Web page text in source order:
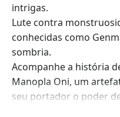
intrigas.
Lute contra
conhecidas como
sombria.
Acompanhe a história
Manopla Oni, um
seu portador o poder